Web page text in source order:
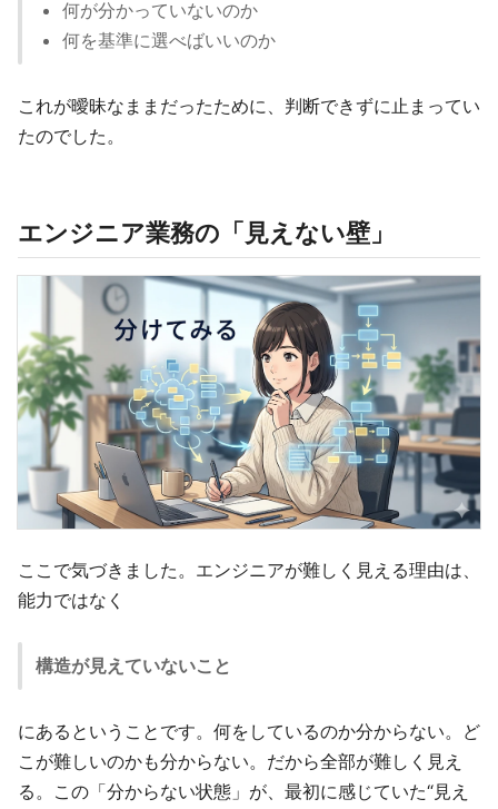
何が分かっていないのか
何を基準に選べばいいのか
これが曖昧なままだったために、判断できずに止まってい
たのでした。
エンジニア業務の「見えない壁」
ここで気づきました。エンジニアが難しく見える理由は、
能力ではなく
構造が見えていないこと
にあるということです。何をしているのか分からない。ど
こが難しいのかも分からない。だから全部が難しく見え
る。この「分からない状態」が、最初に感じていた“見え